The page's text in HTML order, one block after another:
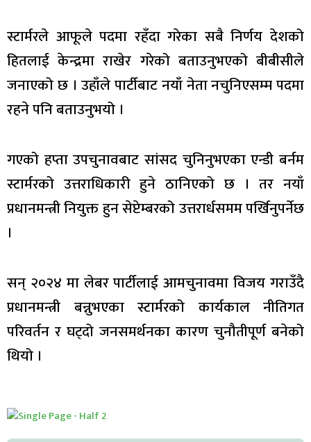
स्टार्मरले आफूले पदमा रहँदा गरेका सबै निर्णय देशको
हितलाई केन्द्रमा राखेर गरेको बताउनुभएको बीबीसीले
जनाएको छ । उहाँले पार्टीबाट नयाँ नेता नचुनिएसम्म पदमा
रहने पनि बताउनुभयो ।
गएको हप्ता उपचुनावबाट सांसद चुनिनुभएका एन्डी बर्नम
स्टार्मरको उत्तराधिकारी हुने ठानिएको छ । तर नयाँ
प्रधानमन्त्री नियुक्त हुन सेप्टेम्बरको उत्तरार्धसमम पर्खिनुपर्नेछ
।
सन् २०२४ मा लेबर पार्टीलाई आमचुनावमा विजय गराउँदै
प्रधानमन्त्री बन्नुभएका स्टार्मरको कार्यकाल नीतिगत
परिवर्तन र घट्दो जनसमर्थनका कारण चुनौतीपूर्ण बनेको
थियो ।